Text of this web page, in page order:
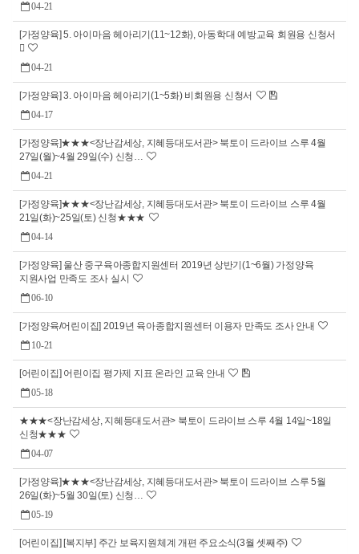
04-21
[가정양육] 5. 아이마음 헤아리기(11~12화), 아동학대 예방교육 회원용 신청서

04-21
[가정양육] 3. 아이마음 헤아리기(1~5화) 비회원용 신청서
04-17
[가정양육]★★★<장난감세상, 지혜등대도서관> 북토이 드라이브 스루 4월
27일(월)~4월 29일(수) 신청…
04-21
[가정양육]★★★<장난감세상, 지혜등대도서관> 북토이 드라이브 스루 4월
21일(화)~25일(토) 신청★★★
04-14
[가정양육] 울산 중구육아종합지원센터 2019년 상반기(1~6월) 가정양육
지원사업 만족도 조사 실시
06-10
[가정양육/어린이집] 2019년 육아종합지원센터 이용자 만족도 조사 안내
10-21
[어린이집] 어린이집 평가제 지표 온라인 교육 안내
05-18
★★★<장난감세상, 지혜등대도서관> 북토이 드라이브 스루 4월 14일~18일
신청★★★
04-07
[가정양육]★★★<장난감세상, 지혜등대도서관> 북토이 드라이브 스루 5월
26일(화)~5월 30일(토) 신청…
05-19
[어린이집] [복지부] 주간 보육지원체계 개편 주요소식(3월 셋째주)